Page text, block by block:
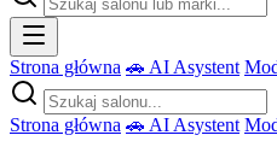
Strona główna 🚗 AI Asystent
Strona główna 🚗 AI Asystent